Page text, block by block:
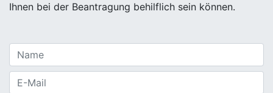
Ihnen bei der Beantragung behilflich sein können.